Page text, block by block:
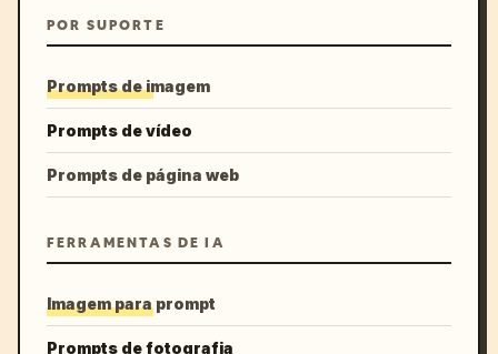
POR SUPORTE
Prompts de imagem
Prompts de vídeo
Prompts de página web
FERRAMENTAS DE IA
Imagem para prompt
Prompts de fotografia